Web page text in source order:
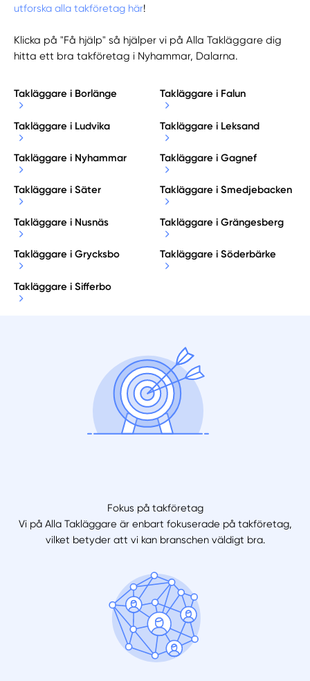
utforska alla takföretag här!
Klicka på "Få hjälp" så hjälper vi på Alla Takläggare dig
hitta ett bra takföretag i Nyhammar, Dalarna.
Takläggare i Borlänge Takläggare i Falun
Takläggare i Ludvika Takläggare i Leksand
Takläggare i Nyhammar Takläggare i Gagnef
Takläggare i Säter Takläggare i Smedjebacken
Takläggare i Nusnäs Takläggare i Grängesberg
Takläggare i Grycksbo Takläggare i Söderbärke
Takläggare i Sifferbo
Fokus på takföretag
Vi på Alla Takläggare är enbart fokuserade på takföretag,
vilket betyder att vi kan branschen väldigt bra.